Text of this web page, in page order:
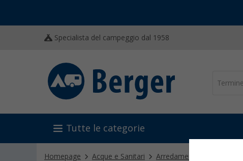
Specialista del campeggio dal 1958
Tutte le categorie
Homepage Acque e Sanitari Arredamento bagni camper